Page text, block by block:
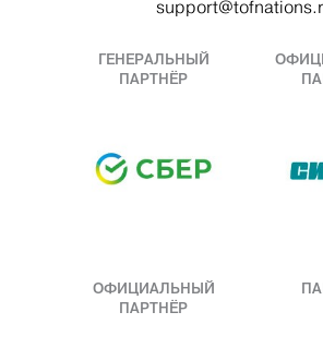
ГЕНЕРАЛЬНЫЙ
ПАРТНЁР
ОФИЦИАЛЬНЫЙ
ПАРТНЁР